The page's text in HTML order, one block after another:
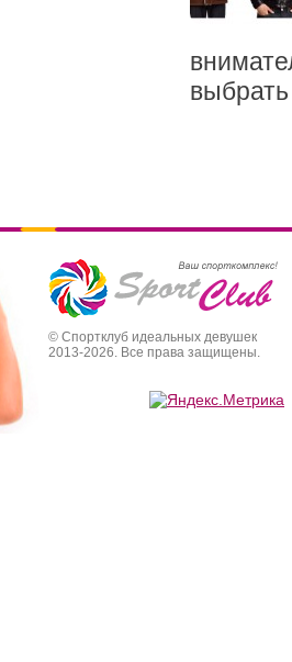
© Спортклуб идеальных девушек
2013-2026. Все права защищены.